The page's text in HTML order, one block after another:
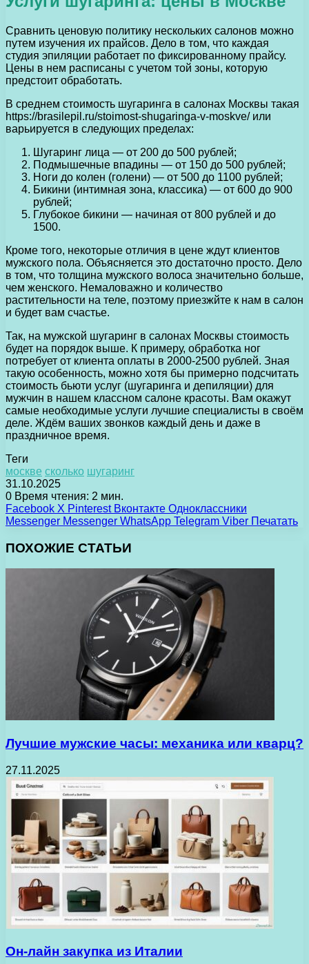
Сравнить ценовую политику нескольких салонов можно
путем изучения их прайсов. Дело в том, что каждая
студия эпиляции работает по фиксированному прайсу.
Цены в нем расписаны с учетом той зоны, которую
предстоит обработать.
В среднем стоимость шугаринга в салонах Москвы такая
https://brasilepil.ru/stoimost-shugaringa-v-moskve/ или
варьируется в следующих пределах:
Шугаринг лица — от 200 до 500 рублей;
Подмышечные впадины — от 150 до 500 рублей;
Ноги до колен (голени) — от 500 до 1100 рублей;
Бикини (интимная зона, классика) — от 600 до 900
рублей;
Глубокое бикини — начиная от 800 рублей и до
1500.
Кроме того, некоторые отличия в цене ждут клиентов
мужского пола. Объясняется это достаточно просто. Дело
в том, что толщина мужского волоса значительно больше,
чем женского. Немаловажно и количество
растительности на теле, поэтому приезжйте к нам в салон
и будет вам счастье.
Так, на мужской шугаринг в салонах Москвы стоимость
будет на порядок выше. К примеру, обработка ног
потребует от клиента оплаты в 2000-2500 рублей. Зная
такую особенность, можно хотя бы примерно подсчитать
стоимость бьюти услуг (шугаринга и депиляции) для
мужчин в нашем классном салоне красоты. Вам окажут
самые необходимые услуги лучшие специалисты в своём
деле. Ждём ваших звонков каждый день и даже в
праздничное время.
Теги
москве сколько шугаринг
31.10.2025
0 Время чтения: 2 мин.
Facebook X Pinterest Вконтакте Одноклассники
Messenger Messenger WhatsApp Telegram Viber Печатать
ПОХОЖИЕ СТАТЬИ
Лучшие мужские часы: механика или кварц?
27.11.2025
Он-лайн закупка из Италии